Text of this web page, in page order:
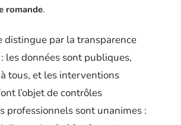
romande.
distingue par la transparence
les données sont publiques,
tous, et les interventions
l’objet de contrôles
professionnels sont unanimes :